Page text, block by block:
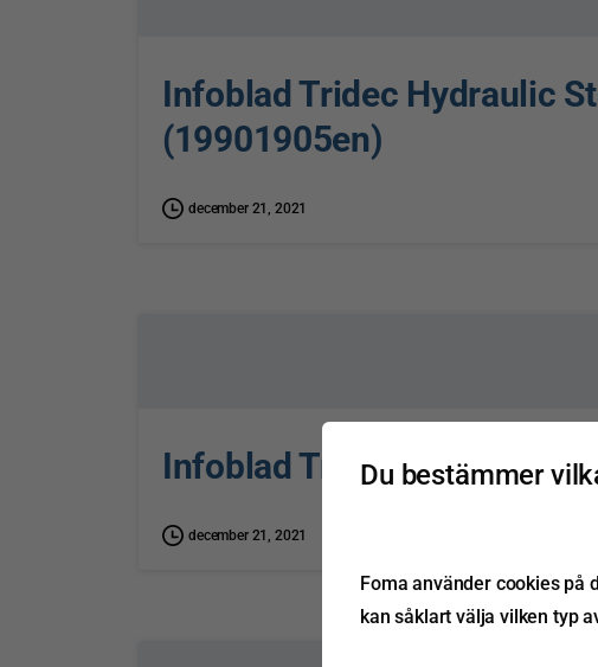
Infoblad Tridec Hydraulic
(19901905en)
december 21, 2021
Infoblad Tridec serial
december 21, 2021
Du bestämmer
Foma använder cookies på
kan såklart välja vilken typ